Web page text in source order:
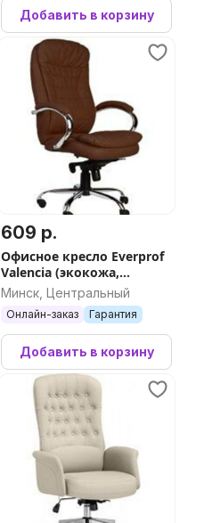
Добавить в корзину
609 р.
Офисное кресло Everprof
Valencia (экокожа,
резиновые ролики,
коричневый)
Минск, Центральный
Онлайн-заказ Гарантия
Добавить в корзину